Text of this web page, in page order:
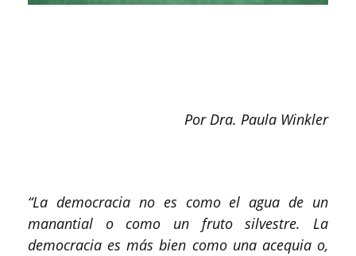
Por Dra. Paula Winkler
“La democracia no es como el agua de un
manantial o como un fruto silvestre. La
democracia es más bien como una acequia o,